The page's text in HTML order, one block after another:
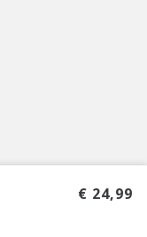
€ 24,99